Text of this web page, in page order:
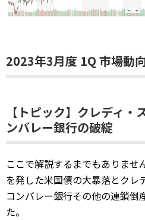
2023年3月度 1Q 市場動
【トピック】 クレディ・
ンバレー銀行の破綻
ここで解説するまでもありませ
を発した米国債の大暴落とクレ
コンバレー銀行その他の連鎖倒
た。